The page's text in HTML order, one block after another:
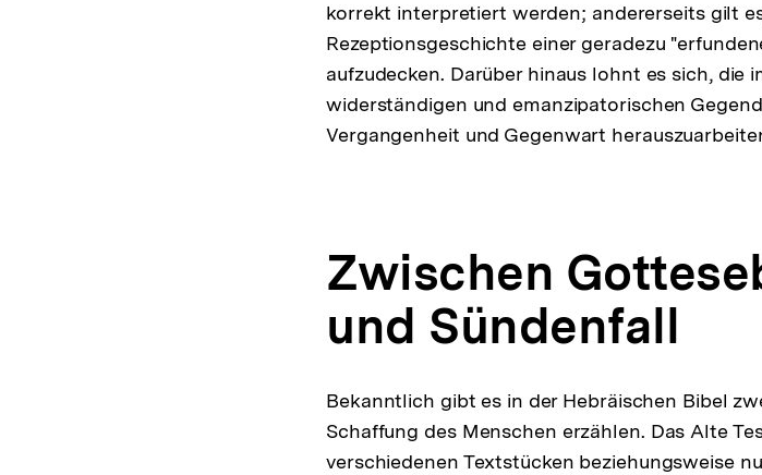
korrekt interpretiert werden; andererseits gilt
Rezeptionsgeschichte einer geradezu
aufzudecken. Darüber hinaus lohnt es sich, die
widerständigen und emanzipatorischen
Vergangenheit und Gegenwart
Zwischen
und Sündenfall
Bekanntlich gibt es in der Hebräischen Bibel
Schaffung des Menschen erzählen. Das Alte
verschiedenen Textstücken beziehungsweise